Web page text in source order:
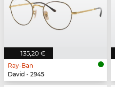
135,20 €
Ray-Ban
David - 2945